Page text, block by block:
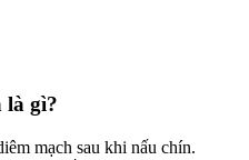
là gì?
mạch sau khi nấu chín.